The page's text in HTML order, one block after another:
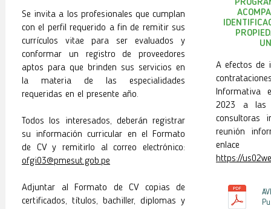
Se invita a los profesionales que cumplan
con el perfil requerido a fin de remitir sus
currículos vitae para ser evaluados y
conformar un registro de proveedores
aptos para que brinden sus servicios en
la materia de las especialidades
requeridas en el presente año.
Todos los interesados, deberán registrar
su información curricular en el Formato
de CV y remitirlo al correo electrónico:
ofgi03@pmesut.gob.pe
Adjuntar al Formato de CV copias de
certificados, títulos, bachiller, diplomas y
A efectos de
Informativa
2023 a las
consultoras
reunión
enlace
https://